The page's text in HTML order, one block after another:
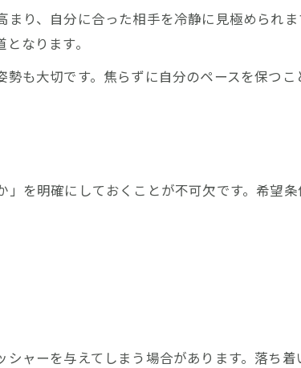
所スタッフのサポート活用法
のポイント
安心してすぐ決まる理由
する信頼構築の工夫
り、自分に合った相手を冷静に見極められ
なります。
も大切です。焦らずに自分のペースを保つ
を明確にしておくことが不可欠です。希望
ャーを与えてしまう場合があります。落ち